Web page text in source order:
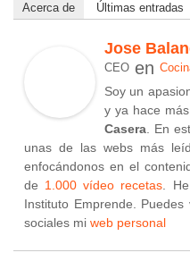
Acerca de Últimas entradas
Jose
CEO en
Soy un
y ya hace
Casera . En
unas de las webs más
enfocándonos en el
de 1.000 vídeo recetas .
Instituto Emprende.
sociales mi web personal